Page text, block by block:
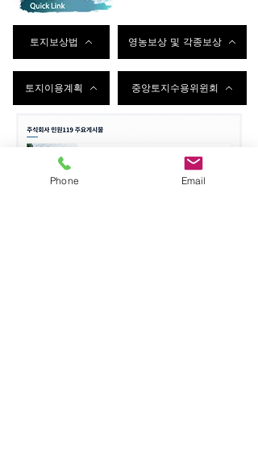
토지보상법 영농보상 및 각종보상
토지이용계획 중앙토지수용위윈회
Phone Email